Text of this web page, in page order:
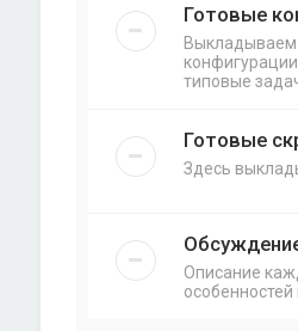
Готовые
Выкладываем
типовые
Готовые
Здесь
Описание